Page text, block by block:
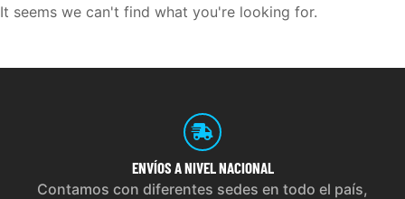
It seems we can't find what you're looking for.
ENVÍOS A NIVEL NACIONAL
Contamos con diferentes sedes en todo el país,